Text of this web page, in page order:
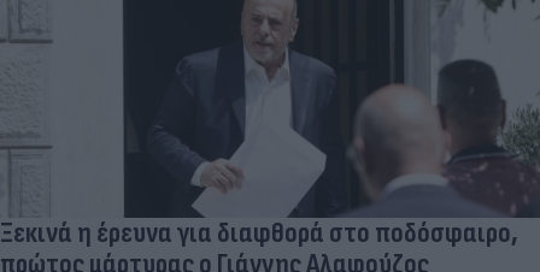
Ξεκινά η έρευνα για διαφθορά στο ποδόσφαιρο,
πρώτος μάρτυρας ο Γιάννης Αλαφούζος